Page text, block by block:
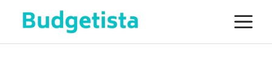
Spring
naar
de